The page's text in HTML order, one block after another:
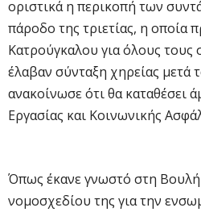
οριστικά η περικοπή των
πάροδο της τριετίας, η οποία
Κατρούγκαλου για όλους τους
έλαβαν σύνταξη χηρείας μετά
ανακοίνωσε ότι θα καταθέσει
Εργασίας και Κοινωνικής
Όπως έκανε γνωστό στη
νομοσχεδίου της για την